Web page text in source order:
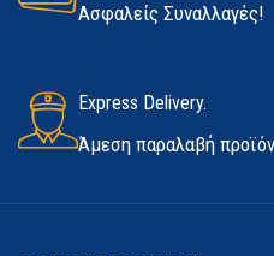
Ασφαλείς Συναλλαγές!
Express Delivery.
Άμεση παραλαβή